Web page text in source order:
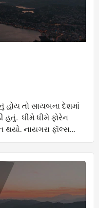
હોય તો સાયબના દેશમાં
ધીમે ધીમે ફોરેન
નાયગરા ફૉલ્સથી